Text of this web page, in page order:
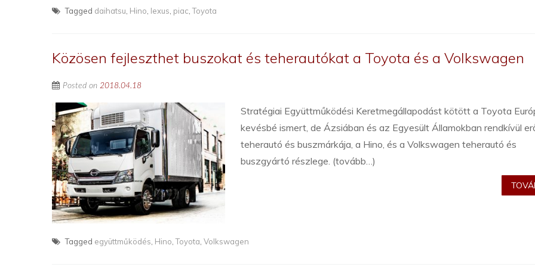
Tagged daihatsu Hino lexus piac ,Toyota
Közösen fejleszthet buszokat és teherautókat a Toyota és a Volkswagen
Posted on 2018.04.18
Stratégiai Együttműködési Keretmegállapodást kötött a Toyota
kevésbé ismert, de Ázsiában és az Egyesült Államokban rendkívül
teherautó és buszmárkája, a Hino, és a Volkswagen teherautó és
buszgyártó részlege. (tovább…)
Tagged együttműködés Hino ,Toyota Volkswagen